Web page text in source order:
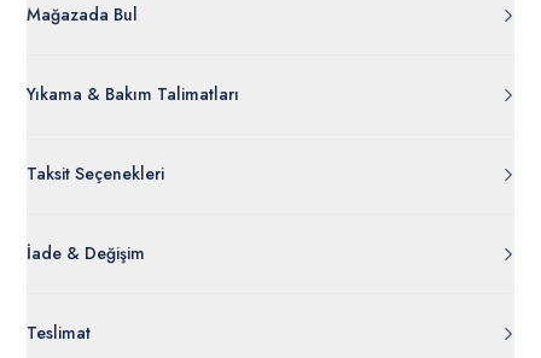
Ürün Bilgileri Ayrıntılarını Görüntüle
Mağazada Bul
Yıkama & Bakım Talimatları
Taksit Seçenekleri
İade & Değişim
açılmamış ürünlerde
Teslimat